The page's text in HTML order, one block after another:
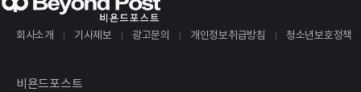
회사소개 기사제보 광고문의 개인정보취급방침 청소년보호정책
비욘드포스트